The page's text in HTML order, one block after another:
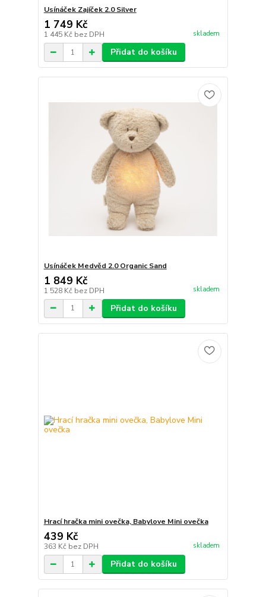
Usínáček Zajíček 2.0 Silver
1 749 Kč
1 445 Kč bez DPH skladem
Přidat do košíku
Usínáček Medvěd 2.0 Organic Sand
1 849 Kč
1 528 Kč bez DPH skladem
Přidat do košíku
Hrací hračka mini ovečka, Babylove Mini ovečka
439 Kč
363 Kč bez DPH skladem
Přidat do košíku